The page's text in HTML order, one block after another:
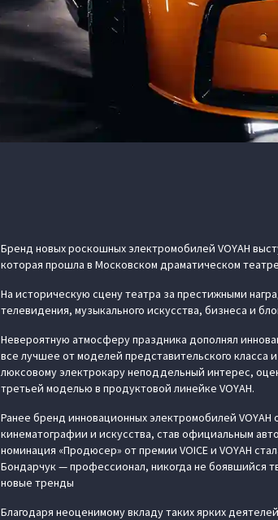
Бренд новых роскошных электромобилей VOYAH
которая прошла в Московском драматическом
На историческую сцену театра за престижными
телевидения, музыкального искусства, бизнеса и
Невероятную атмосферу праздника дополнял
все лучшее от моделей представительского класса
люксовому электрокару неподдельный интерес,
третьей моделью в продуктовой линейке VOYAH.
Ранее бренд инновационных электромобилей
кинематографии и искусства, став официальным
номинация «Продюсер» от премии VOICE и VOYAH
Бондарчук — профессионал, никогда не боявшийся
новые тренды
Благодаря неоценимому вкладу таких ярких